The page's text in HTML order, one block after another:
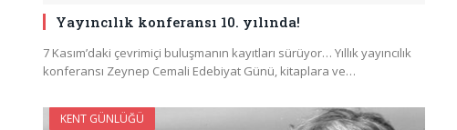
Yayıncılık konferansı 10. yılında!
7 Kasım’daki çevrimiçi buluşmanın kayıtları sürüyor… Yıllık yayıncılık
konferansı Zeynep Cemali Edebiyat Günü, kitaplara ve…
KENT GÜNLÜĞÜ